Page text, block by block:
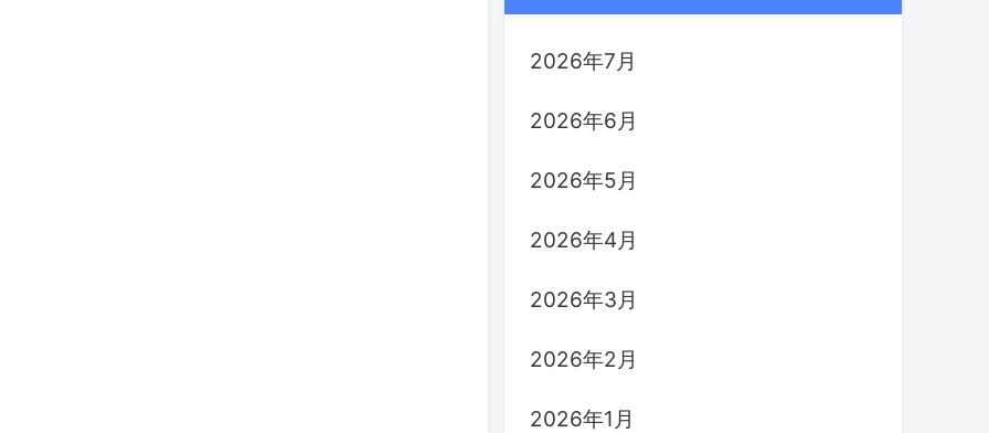
2026年7月
2026年6月
2026年5月
2026年4月
2026年3月
2026年2月
2026年1月